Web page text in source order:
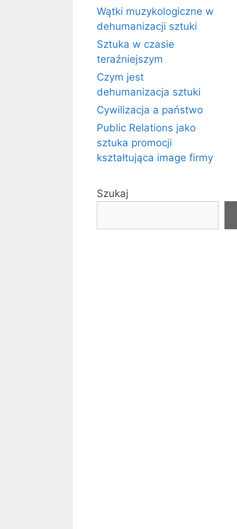
Wątki muzykologiczne w
dehumanizacji sztuki
Sztuka w czasie
teraźniejszym
Czym jest
dehumanizacja sztuki
Cywilizacja a państwo
Public Relations jako
sztuka promocji
kształtująca image firmy
Szukaj